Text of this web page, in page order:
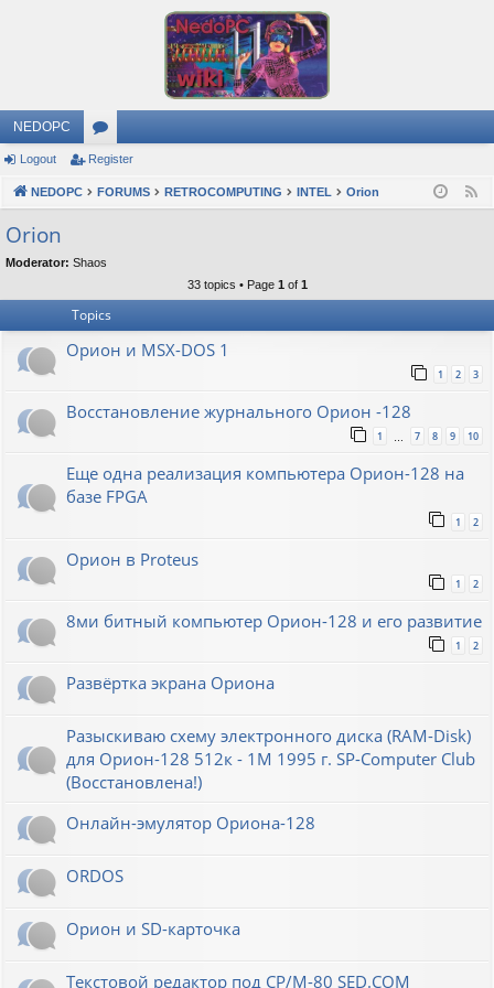
NEDOPC
or
u
s
Logout Register
NEDOPC FORUMS RETROCOMPUTING INTEL Orion
Orion
Moderator: Shaos
33 topics • Page 1 of 1
Topics
Орион и MSX-DOS 1
1 2 3
Восстановление журнального Орион -128
1 … 7 8 9 10
Еще одна реализация компьютера Орион-128 на
базе FPGA
1 2
Орион в Proteus
1 2
8ми битный компьютер Орион-128 и его развитие
1 2
Развёртка экрана Ориона
Разыскиваю схему электронного диска (RAM-Disk)
для Орион-128 512к - 1М 1995 г. SP-Computer Club
(Восстановлена!)
Онлайн-эмулятор Ориона-128
ORDOS
Орион и SD-карточка
Текстовой редактор под CP/M-80 SED.COM